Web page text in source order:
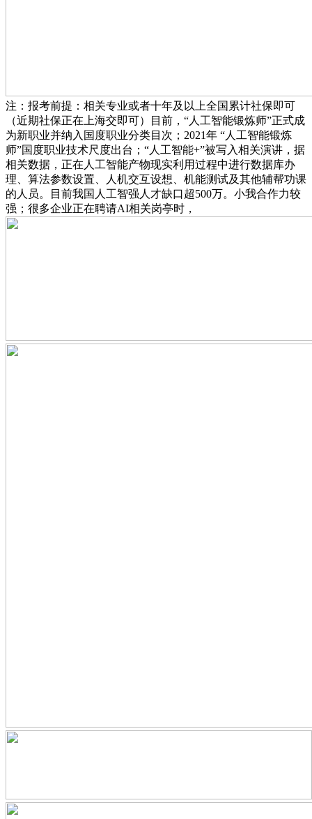
注：报考前提：相关专业或者十年及以上全国累计社保即可
（近期社保正在上海交即可）目前，“人工智能锻炼师”正式成
为新职业并纳入国度职业分类目次；2021年 “人工智能锻炼
师”国度职业技术尺度出台；“人工智能+”被写入相关演讲，据
相关数据，正在人工智能产物现实利用过程中进行数据库办
理、算法参数设置、人机交互设想、机能测试及其他辅帮功课
的人员。目前我国人工智强人才缺口超500万。小我合作力较
强；很多企业正在聘请AI相关岗亭时，